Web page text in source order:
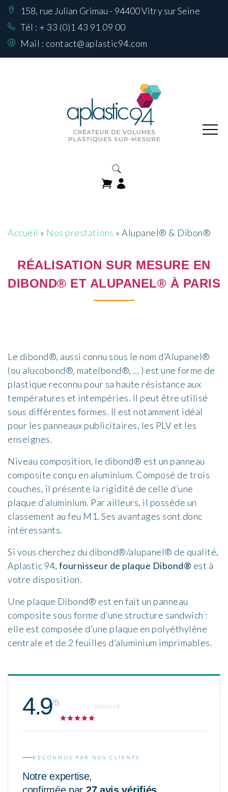
Nos Réalisations
sur mesure
Produits
Comment choisir
sa matière
Contactez-nous
158, rue Julian Grimau - 94400 Vitry sur Seine
Tél : + 33 (0)1 43 91 09 00
Mail : contact@aplastic94.com
Accueil » Nos prestations » Alupanel® & Dibon®
RÉALISATION SUR MESURE EN
DIBOND® ET ALUPANEL® À PARIS
Le dibond®, aussi connu sous le nom d’Alupanel®
(ou alucobond®, matelbond®, … ) est une forme de
plastique reconnu pour sa haute résistance aux
températures et intempéries. Il peut être utilisé
sous différentes formes. Il est notamment idéal
pour les panneaux publicitaires, les PLV et les
enseignes.
Niveau composition, le dibond® est un panneau
composite conçu en aluminium. Composé de trois
couches, il présente la rigidité de celle d’une
plaque d’aluminium. Par ailleurs, il possède un
classement au feu M1. Ses avantages sont donc
intéressants.
Si vous cherchez du dibond®/alupanel® de qualité,
Aplastic 94, fournisseur de plaque Dibond® est à
votre disposition.
Une plaque Dibond® est en fait un panneau
composite sous forme d’une structure sandwich :
elle est composée d’une plaque en polyéthylène
centrale et de 2 feuilles d’aluminium imprimables.
4.9/5 GOOGLE
RECONNUS PAR NOS CLIENTS
Notre expertise,
confirmée par 27 avis vérifiés